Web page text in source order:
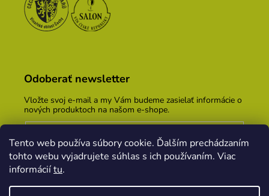
Tento web používa súbory cookie. Ďalším prechádzaním
tohto webu vyjadrujete súhlas s ich používaním. Viac
informáciítu.
Odoberať newsletter
Vložte svoj e-mail a my Vám budeme zasielať informácie o
nových produktoch na našom e-shope.
Vložením e-mailu súhlasíte s podmienkami ochrany
osobných údajov
PRIHLÁSIŤ SA